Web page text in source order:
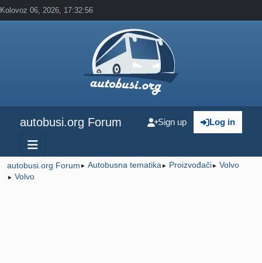
Kolovoz 06, 2026, 17:32:56
autobusi.org Forum Log in
Sign up
autobusi.org Forum ► Autobusna tematika ► Proizvođači► Volvo
► Volvo